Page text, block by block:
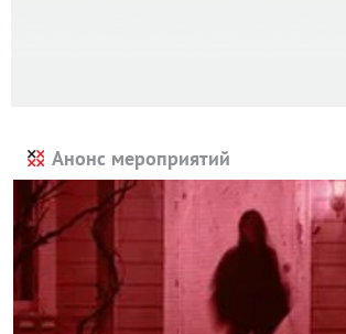
Анонс мероприятий